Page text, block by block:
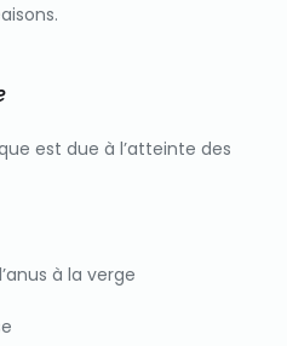
est due à l’atteinte des
à la verge